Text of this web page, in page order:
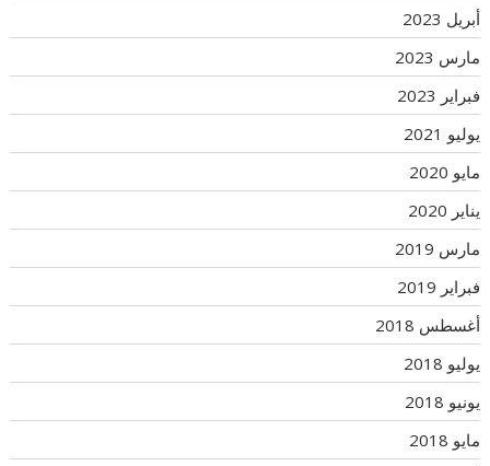
أبريل 2023
مارس 2023
فبراير 2023
يوليو 2021
مايو 2020
يناير 2020
مارس 2019
فبراير 2019
أغسطس 2018
يوليو 2018
يونيو 2018
مايو 2018